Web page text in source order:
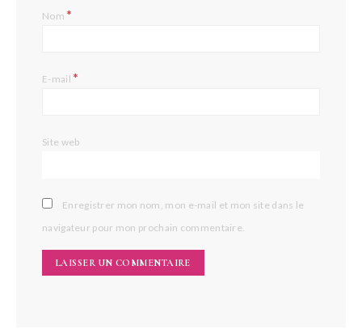
Nom*
E-mail*
Site web
Enregistrer mon nom, mon e-mail et mon site dans le
navigateur pour mon prochain commentaire.